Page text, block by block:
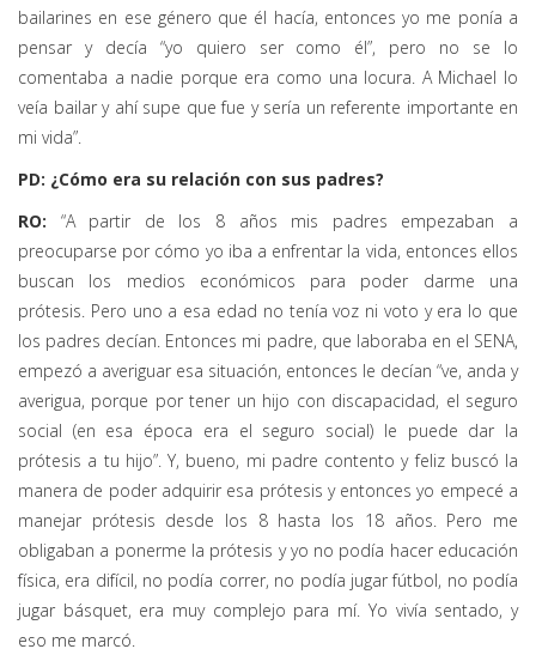
bailarines en ese género que él hacía, entonces yo me ponía a
pensar y decía “yo quiero ser como él”, pero no se lo
comentaba a nadie porque era como una locura. A Michael lo
veía bailar y ahí supe que fue y sería un referente importante en
mi vida”.
PD: ¿Cómo era su relación con sus padres?
RO: “A partir de los 8 años mis padres empezaban a
preocuparse por cómo yo iba a enfrentar la vida, entonces ellos
buscan los medios económicos para poder darme una
prótesis. Pero uno a esa edad no tenía voz ni voto y era lo que
los padres decían. Entonces mi padre, que laboraba en el SENA,
empezó a averiguar esa situación, entonces le decían “ve, anda y
averigua, porque por tener un hijo con discapacidad, el seguro
social (en esa época era el seguro social) le puede dar la
prótesis a tu hijo”. Y, bueno, mi padre contento y feliz buscó la
manera de poder adquirir esa prótesis y entonces yo empecé a
manejar prótesis desde los 8 hasta los 18 años. Pero me
obligaban a ponerme la prótesis y yo no podía hacer educación
física, era difícil, no podía correr, no podía jugar fútbol, no podía
jugar básquet, era muy complejo para mí. Yo vivía sentado, y
eso me marcó.